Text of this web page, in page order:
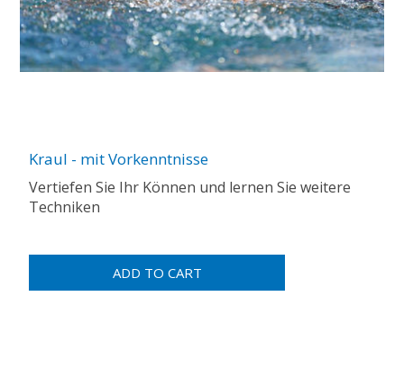
Kraul - mit Vorkenntnisse
Vertiefen Sie Ihr Können und lernen Sie weitere
Techniken